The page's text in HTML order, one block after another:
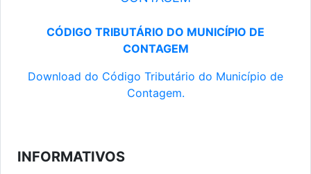
CÓDIGO TRIBUTÁRIO DO MUNICÍPIO DE
CONTAGEM
Download do Código Tributário do Município de
Contagem.
INFORMATIVOS